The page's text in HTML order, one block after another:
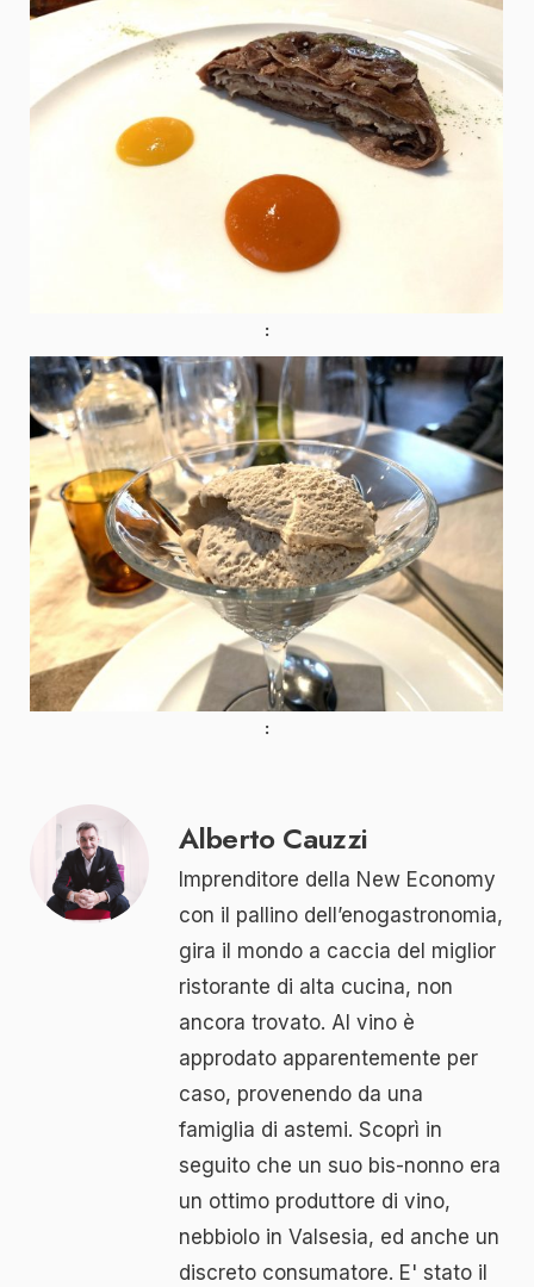
Alberto Cauzzi
Imprenditore della New Economy
con il pallino dell’enogastronomia,
gira il mondo a caccia del miglior
ristorante di alta cucina, non
ancora trovato. Al vino è
approdato apparentemente per
caso, provenendo da una
famiglia di astemi. Scoprì in
seguito che un suo bis-nonno era
un ottimo produttore di vino,
nebbiolo in Valsesia, ed anche un
discreto consumatore. E' stato il